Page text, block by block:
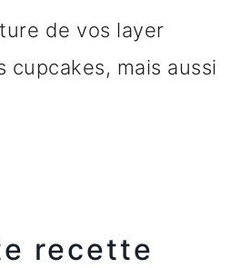
de vos layer
cupcakes, mais aussi
recette